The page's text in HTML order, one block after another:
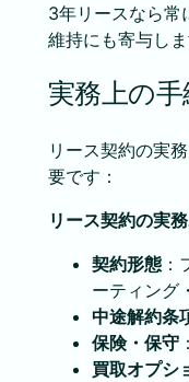
3年リースなら常
維持にも寄与しま
実務上の
リース契約の実
要です：
リース契約の実
契約形態：
ーティング
中途解約条
保険・保守
買取オプシ